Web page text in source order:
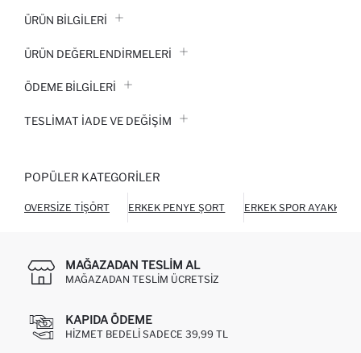
ÜRÜN BILGILERI
ÜRÜN DEĞERLENDİRMELERİ
ÖDEME BİLGİLERİ
TESLIMAT İADE VE DEĞIŞIM
POPÜLER KATEGORILER
OVERSIZE TIŞÖRT ERKEK PENYE ŞORT ERKEK SPOR AYAKKABI
MAĞAZADAN TESLIM AL
MAĞAZADAN TESLIM ÜCRETSIZ
KAPIDA ÖDEME
HIZMET BEDELI SADECE 39,99 TL